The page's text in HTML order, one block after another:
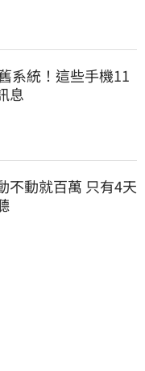
系統！這些手機11
息
不動就百萬 只有4天